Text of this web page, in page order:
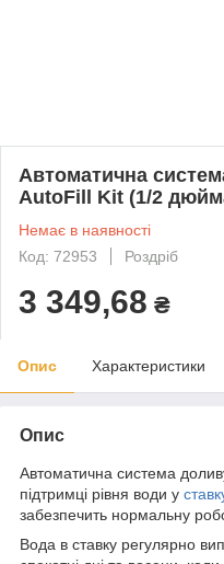
Автоматична
AutoFill Kit (1/2
Немає в наявності
Код: 72953
Роздріб
3 349,68 ₴
Опис Характеристики
Опис
Автоматична система
підтримці рівня води у
забезпечить нормальну
Вода в ставку регулярно